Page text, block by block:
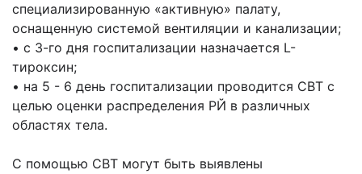
специализированную «активную» палату,
оснащенную системой вентиляции и канализации;
• с 3-го дня госпитализации назначается L-
тироксин;
• на 5 - 6 день госпитализации проводится СВТ с
целью оценки распределения РЙ в различных
областях тела.
С помощью СВТ могут быть выявлены